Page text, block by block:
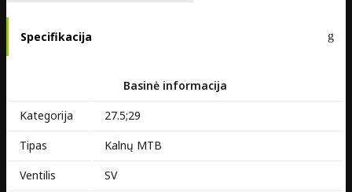
Specifikacija
Basinė informacija
Kategorija
27.5;29
Tipas
Kalnų MTB
Ventilis
SV